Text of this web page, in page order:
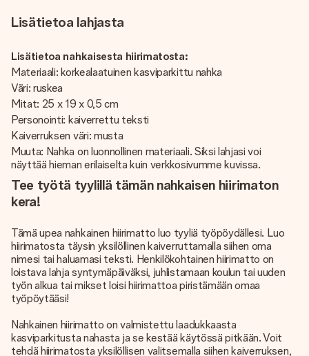
Lisätietoa lahjasta
Lisätietoa nahkaisesta hiirimatosta:
Materiaali: korkealaatuinen kasviparkittu nahka
Väri: ruskea
Mitat: 25 x 19 x 0,5 cm
Personointi: kaiverrettu teksti
Kaiverruksen väri: musta
Muuta: Nahka on luonnollinen materiaali. Siksi lahjasi voi
näyttää hieman erilaiselta kuin verkkosivumme kuvissa.
Tee työtä tyylillä tämän nahkaisen hiirimaton
kera!
Tämä upea nahkainen hiirimatto luo tyyliä työpöydällesi. Luo
hiirimatosta täysin yksilöllinen kaiverruttamalla siihen oma
nimesi tai haluamasi teksti. Henkilökohtainen hiirimatto on
loistava lahja syntymäpäiväksi, juhlistamaan koulun tai uuden
työn alkua tai mikset loisi hiirimattoa piristämään omaa
työpöytääsi!
Nahkainen hiirimatto on valmistettu laadukkaasta
kasviparkitusta nahasta ja se kestää käytössä pitkään. Voit
tehdä hiirimatosta yksilöllisen valitsemalla siihen kaiverruksen,